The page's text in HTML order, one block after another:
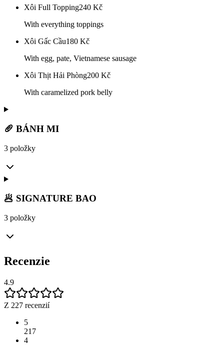
Xôi Full Topping240 Kč
With everything toppings
Xôi Gấc Cầu180 Kč
With egg, pate, Vietnamese sausage
Xôi Thịt Hải Phòng200 Kč
With caramelized pork belly
🥖 BÁNH MI
3 položky
🥟 SIGNATURE BAO
3 položky
Recenzie
4.9
Z 227 recenzií
5
217
4